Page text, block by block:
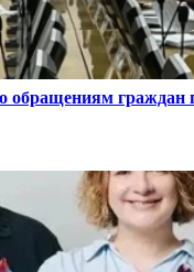
обращениям граждан